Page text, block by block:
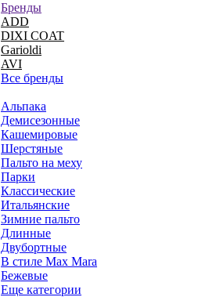
Бренды
ADD
DIXI COAT
Garioldi
AVI
Все бренды
Альпака
Демисезонные
Кашемировые
Шерстяные
Пальто на меху
Парки
Классические
Итальянские
Зимние пальто
Длинные
Двубортные
В стиле Max Mara
Бежевые
Еще категории